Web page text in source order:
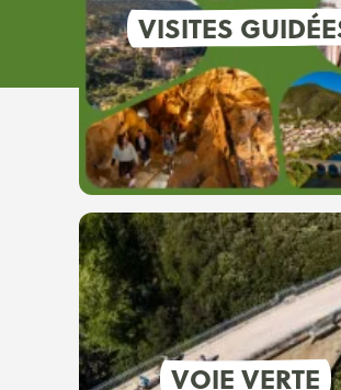
VISITES
VOIE VERTE